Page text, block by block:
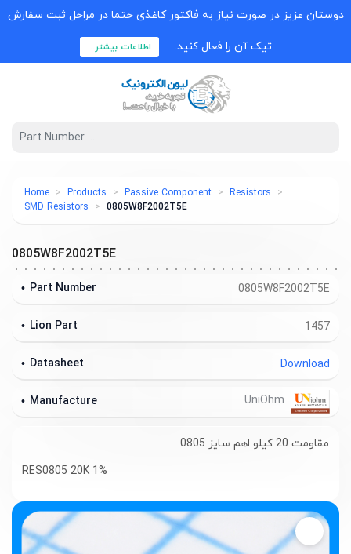
دوستان عزیز در صورت نیاز به فاکتور کاغذی حتما در مراحل ثبت سفارش
تیک آن را فعال کنید. اطلاعات بیشتر...
Home Products Passive Component
Resistors
SMD Resistors
0805W8F2002T5E
0805W8F2002T5E
0805W8F2002T5E
Part Number
1457
Lion Part
Download
Datasheet
Manufacture
مقاومت 20 کیلو اهم سایز 0805
RES0805 20K 1%